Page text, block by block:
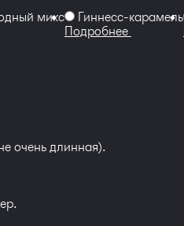
микс
Гиннесс-карамель
Подробнее
очень длинная).